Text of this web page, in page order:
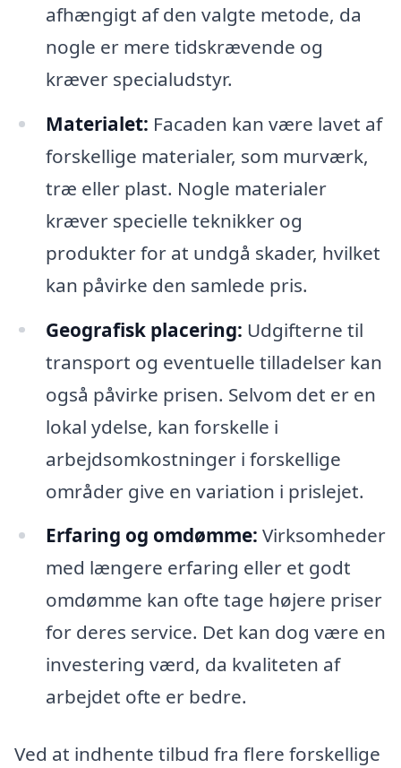
afhængigt af den valgte metode, da
nogle er mere tidskrævende og
kræver specialudstyr.
Materialet: Facaden kan være lavet af
forskellige materialer, som murværk,
træ eller plast. Nogle materialer
kræver specielle teknikker og
produkter for at undgå skader, hvilket
kan påvirke den samlede pris.
Geografisk placering: Udgifterne til
transport og eventuelle tilladelser kan
også påvirke prisen. Selvom det er en
lokal ydelse, kan forskelle i
arbejdsomkostninger i forskellige
områder give en variation i prislejet.
Erfaring og omdømme: Virksomheder
med længere erfaring eller et godt
omdømme kan ofte tage højere priser
for deres service. Det kan dog være en
investering værd, da kvaliteten af
arbejdet ofte er bedre.
Ved at indhente tilbud fra flere forskellige